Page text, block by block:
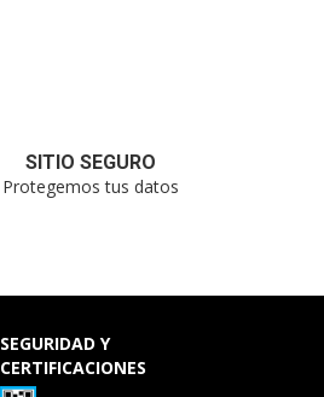
SITIO SEGURO
Protegemos tus datos
SEGURIDAD Y
CERTIFICACIONES